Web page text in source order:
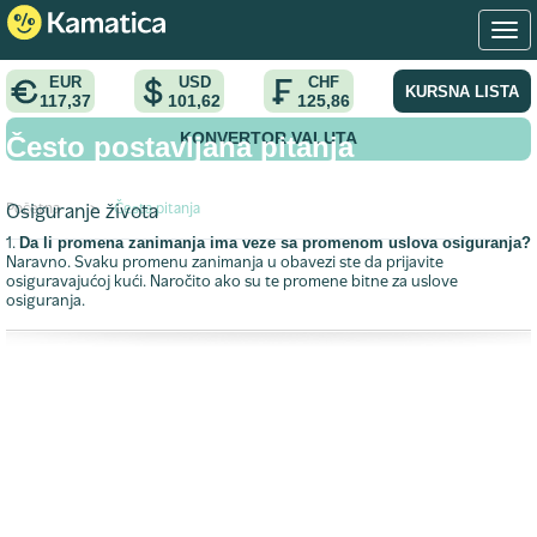
EUR
117,37
USD
101,62
CHF
125,86 KURSNA LISTA
KONVERTOR VALUTA
Početna > Česta pitanja
Često postavljana pitanja
Osiguranje života
1. Da li promena zanimanja ima veze sa promenom uslova osiguranja?
Naravno. Svaku promenu zanimanja u obavezi ste da prijavite
osiguravajućoj kući. Naročito ako su te promene bitne za uslove
osiguranja.